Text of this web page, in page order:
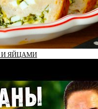
И ЯЙЦАМИ